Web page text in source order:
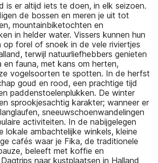
is er altijd iets te doen, in elk seizoen.
de bossen en meren je uit tot
mountainbiketochten en
in helder water. Vissers kunnen hun
op forel of snoek in de vele riviertjes
terwijl natuurliefhebbers genieten
en fauna, met kans om herten,
vogelsoorten te spotten. In de herfst
goud en rood, een prachtige tijd
paddenstoelenplukken. De winter
sprookjesachtig karakter; wanneer er
sneeuwschoenwandelingen
activiteiten. In de nabijgelegen
lokale ambachtelijke winkels, kleine
cafés waar je Fika, de traditionele
beleeft met koffie en
naar kustplaatsen in Halland